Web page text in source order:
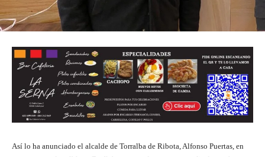
Así lo ha anunciado el alcalde de Torralba de Ribota, Alfonso Puertas, en